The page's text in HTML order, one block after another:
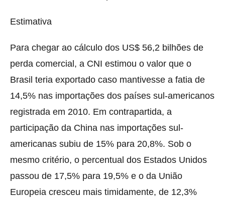
Estimativa
Para chegar ao cálculo dos US$ 56,2 bilhões de
perda comercial, a CNI estimou o valor que o
Brasil teria exportado caso mantivesse a fatia de
14,5% nas importações dos países sul-americanos
registrada em 2010. Em contrapartida, a
participação da China nas importações sul-
americanas subiu de 15% para 20,8%. Sob o
mesmo critério, o percentual dos Estados Unidos
passou de 17,5% para 19,5% e o da União
Europeia cresceu mais timidamente, de 12,3%